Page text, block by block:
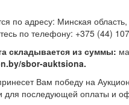
по адресу: Минская
обращайтесь по
складывается из суммы:
sbor-auktsiona.
Вам победу на
для последующей оплаты и